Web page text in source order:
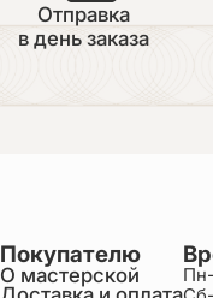
Отправка
в день заказа
Покупателю
О мастерской